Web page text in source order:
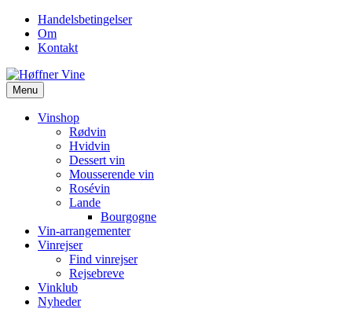
Handelsbetingelser
Om
Kontakt
Menu
Vinshop
Rødvin
Hvidvin
Dessert vin
Mousserende vin
Rosévin
Lande
Bourgogne
Vin-arrangementer
Vinrejser
Find vinrejser
Rejsebreve
Vinklub
Nyheder